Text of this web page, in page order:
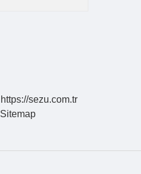
https://sezu.com.tr
Sitemap